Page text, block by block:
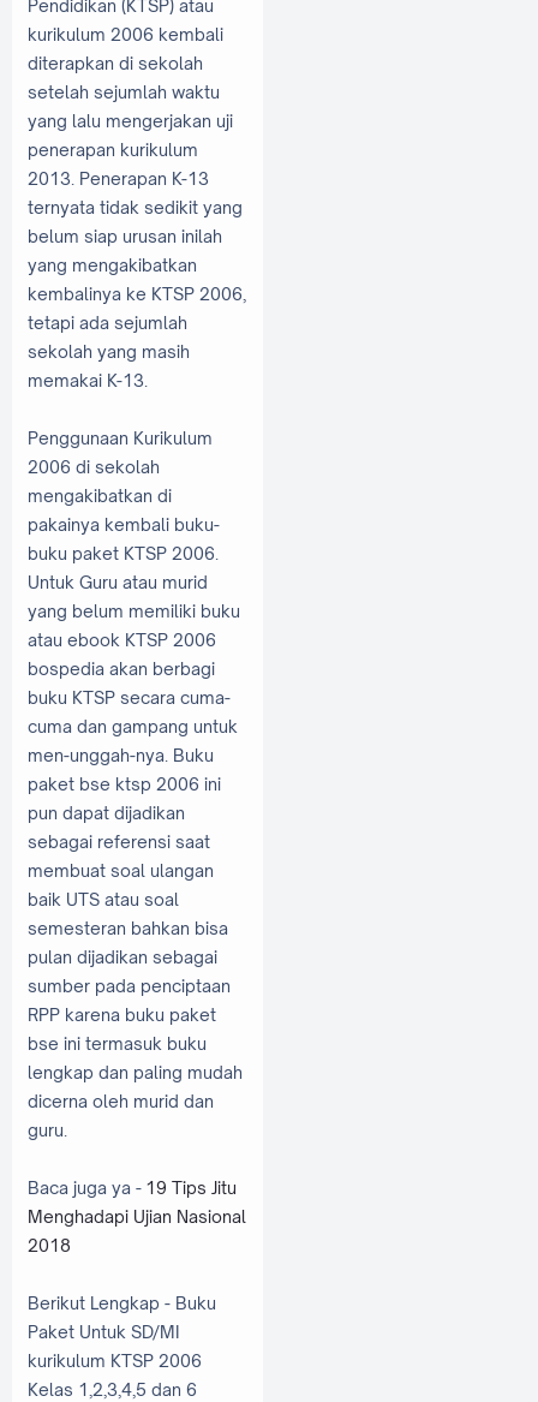
Pendidikan (KTSP) atau
kurikulum 2006 kembali
diterapkan di sekolah
setelah sejumlah waktu
yang lalu mengerjakan uji
penerapan kurikulum
2013. Penerapan K-13
ternyata tidak sedikit yang
belum siap urusan inilah
yang mengakibatkan
kembalinya ke KTSP 2006,
tetapi ada sejumlah
sekolah yang masih
memakai K-13.
Penggunaan Kurikulum
2006 di sekolah
mengakibatkan di
pakainya kembali buku-
buku paket KTSP 2006.
Untuk Guru atau murid
yang belum memiliki buku
atau ebook KTSP 2006
bospedia akan berbagi
buku KTSP secara cuma-
cuma dan gampang untuk
men-unggah-nya. Buku
paket bse ktsp 2006 ini
pun dapat dijadikan
sebagai referensi saat
membuat soal ulangan
baik UTS atau soal
semesteran bahkan bisa
pulan dijadikan sebagai
sumber pada penciptaan
RPP karena buku paket
bse ini termasuk buku
lengkap dan paling mudah
dicerna oleh murid dan
guru.
Baca juga ya - 19 Tips Jitu
Menghadapi Ujian Nasional
2018
Berikut Lengkap - Buku
Paket Untuk SD/MI
kurikulum KTSP 2006
Kelas 1,2,3,4,5 dan 6